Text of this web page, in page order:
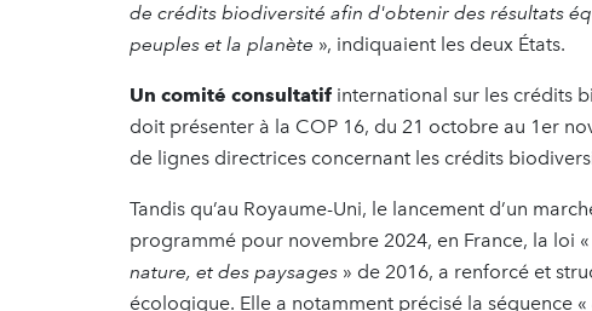
de crédits biodiversité afin d'obtenir des résultats
peuples et la planète », indiquaient les deux États.
Un comité consultatif international sur les crédits
doit présenter à la COP 16, du 21 octobre au 1er
de lignes directrices concernant les crédits
Tandis qu’au Royaume-Uni, le lancement d’un
programmé pour novembre 2024, en France, la loi «
nature, et des paysages » de 2016, a renforcé et
écologique. Elle a notamment précisé la séquence «